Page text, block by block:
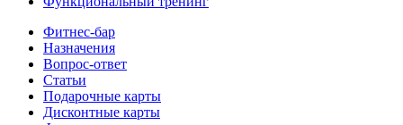
Фитнес-бар
Назначения
Вопрос-ответ
Статьи
Подарочные карты
Дисконтные карты